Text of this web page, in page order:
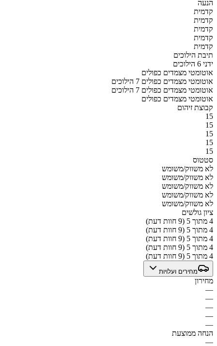
הנעה
קדמית
קדמית
קדמית
קדמית
קדמית
תיבת הילוכים
ידני 6 הילוכים
אוטומטי מצמדים כפולים
אוטומטי מצמדים כפולים 7 הילוכים
אוטומטי מצמדים כפולים 7 הילוכים
אוטומטי מצמדים כפולים
קבוצת זיהום
15
15
15
15
15
סטטוס
לא משווק/משומש
לא משווק/משומש
לא משווק/משומש
לא משווק/משומש
לא משווק/משומש
ציון גולשים
4 מתוך 5 (9 חוות דעת)
4 מתוך 5 (9 חוות דעת)
4 מתוך 5 (9 חוות דעת)
4 מתוך 5 (9 חוות דעת)
4 מתוך 5 (9 חוות דעת)
מחירים ועלויות
מחירון
—
—
—
—
—
הנחה ממוצעת
—